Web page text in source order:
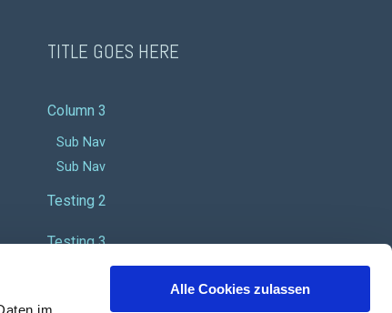
Alle Cookies zulassen
TITLE GOES HERE
Column 3
Sub Nav
Sub Nav
Testing 2
Testing 3